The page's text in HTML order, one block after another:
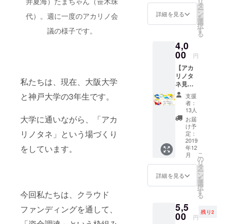
代）。週に一度のアカリノ会
議の様子です。
私たちは、現在、大阪大学
と神戸大学の3年生です。
大学に通いながら、「アカ
リノタネ」という場づくり
をしています。
今回私たちは、クラウド
ファンディングを通して、
から、
日程や
絡させ
ていた
だきま
す。ま
た、相
談日程
は2019
年12月
までと
させて
いただ
きま
す。 ※
備考欄
に、相
を簡単
にご記
想いを
持って
べなが
ら、ア
タネを
通して
できそ
うなこ
とを一
緒に考
えてみ
ません
か？ ＊
ご飯代
は、大
家も含
めて別
途割り
ます。
＊ご飯
方へ つ
くり手
に興味
カリノ
タネを
コンテ
ンツと
して実
験して
みませ
んか？
アカリ
ノタネ
の大家
さんを
一緒に
やって
みませ
んか？
オンラ
グやア
カリノ
詳細を見る
タ
ー
ン
を
選
択
す
る
4,0
00 円
【アカ
リノタ
ネ見守
り隊の
あなた
へ（お
手紙＋
企画書
き）】
アカリ
ノタネ
をただ
ただ応
援して
なた
へ。大
家から
支援
者：
13人
お届
け予
定：
2019
年12
月
詳細を見る
こ
の
リ
タ
ー
ン
を
選
択
す
る
5,5
00 円
残り2